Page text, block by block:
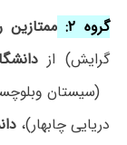
گروه ۲: ممتازین
گرایش) از
(سیستان
دریایی چابهار)،